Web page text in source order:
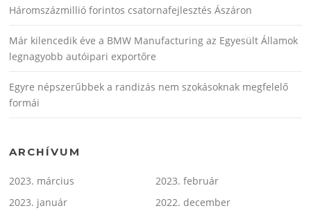
Háromszázmillió forintos csatornafejlesztés Ászáron
Már kilencedik éve a BMW Manufacturing az Egyesült Államok
legnagyobb autóipari exportőre
Egyre népszerűbbek a randizás nem szokásoknak megfelelő
formái
ARCHÍVUM
2023. március
2023. február
2023. január
2022. december